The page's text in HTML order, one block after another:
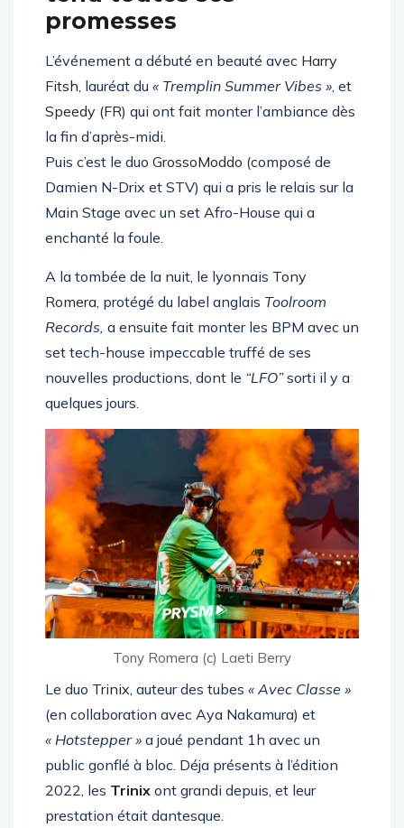
promesses
L’événement a débuté en beauté avec Harry
Fitsh , lauréat du « Tremplin Summer Vibes » , et
Speedy (FR) qui ont fait monter l’ambiance dès
la fin d’après-midi.
Puis c’est le duo GrossoModdo (composé de
Damien N-Drix et STV) qui a pris le relais sur la
Main Stage avec un set Afro-House qui a
enchanté la foule.
A la tombée de la nuit, le lyonnais Tony
Romera , protégé du label anglais Toolroom
Records, a ensuite fait monter les BPM avec un
set tech-house impeccable truffé de ses
nouvelles productions, dont le “LFO”sorti il y a
quelques jours.
Tony Romera (c) Laeti Berry
Le duo Trinix , auteur des tubes « Avec Classe »
(en collaboration avec Aya Nakamura) et
« Hotstepper » a joué pendant 1h avec un
public gonflé à bloc. Déja présents à l’édition
2022, les Trinix ont grandi depuis, et leur
prestation était dantesque.